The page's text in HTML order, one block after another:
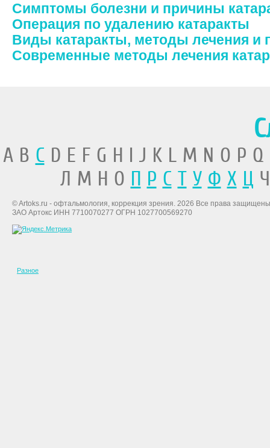
Симптомы болезни и причины
Операция по удалению катаракты
Виды катаракты, методы лечения и
Современные методы лечения
A B CD E F G H I J K L M N O P
Л М Н О П Р С Т У Ф Х Ц
© Artoks.ru - офтальмология, коррекция зрения. 2026 Все права
ЗАО Артокс ИНН 7710070277 ОГРН 1027700569270
Разное